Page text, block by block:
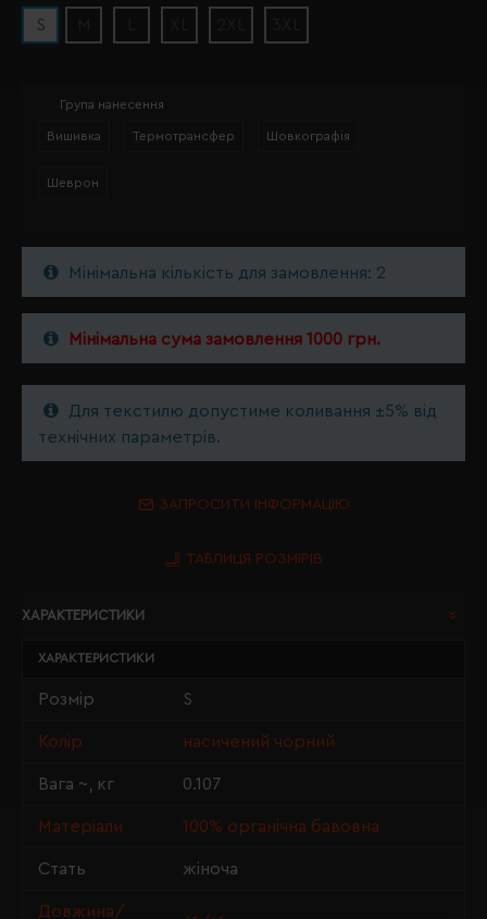
S
Група нанесення
Вишивка Термотрансфер Шовкографія
Шеврон
Мінімальна кількість для замовлення: 2
Мінімальна сума замовлення 1000 грн.
Для текстилю допустиме коливання ±5% від
технічних параметрів.
ЗАПРОСИТИ ІНФОРМАЦІЮ
ТАБЛИЦЯ РОЗМІРІВ
ХАРАКТЕРИСТИКИ
ХАРАКТЕРИСТИКИ
Розмір S
Колір насичений чорний
Вага ~, кг 0.107
Матеріали 100% органічна бавовна
Стать жіноча
Довжина/